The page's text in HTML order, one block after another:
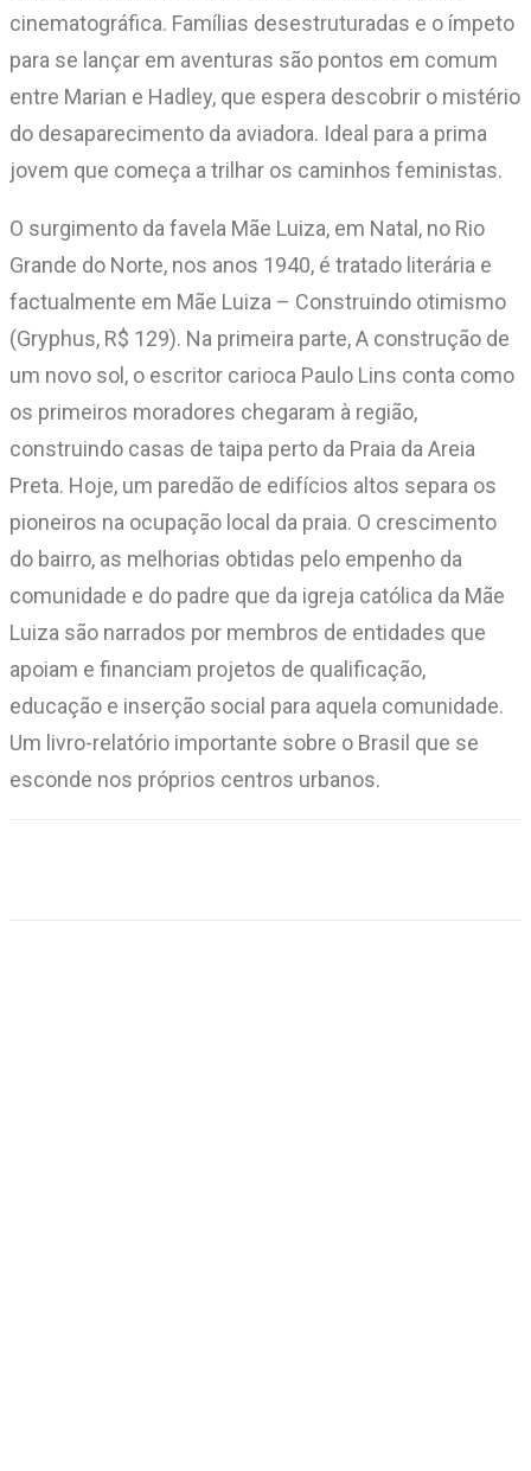
cinematográfica. Famílias desestruturadas e o ímpeto
para se lançar em aventuras são pontos em comum
entre Marian e Hadley, que espera descobrir o mistério
do desaparecimento da aviadora. Ideal para a prima
jovem que começa a trilhar os caminhos feministas.
O surgimento da favela Mãe Luiza, em Natal, no Rio
Grande do Norte, nos anos 1940, é tratado literária e
factualmente em Mãe Luiza – Construindo otimismo
(Gryphus, R$ 129). Na primeira parte, A construção de
um novo sol, o escritor carioca Paulo Lins conta como
os primeiros moradores chegaram à região,
construindo casas de taipa perto da Praia da Areia
Preta. Hoje, um paredão de edifícios altos separa os
pioneiros na ocupação local da praia. O crescimento
do bairro, as melhorias obtidas pelo empenho da
comunidade e do padre que da igreja católica da Mãe
Luiza são narrados por membros de entidades que
apoiam e financiam projetos de qualificação,
educação e inserção social para aquela comunidade.
Um livro-relatório importante sobre o Brasil que se
esconde nos próprios centros urbanos.